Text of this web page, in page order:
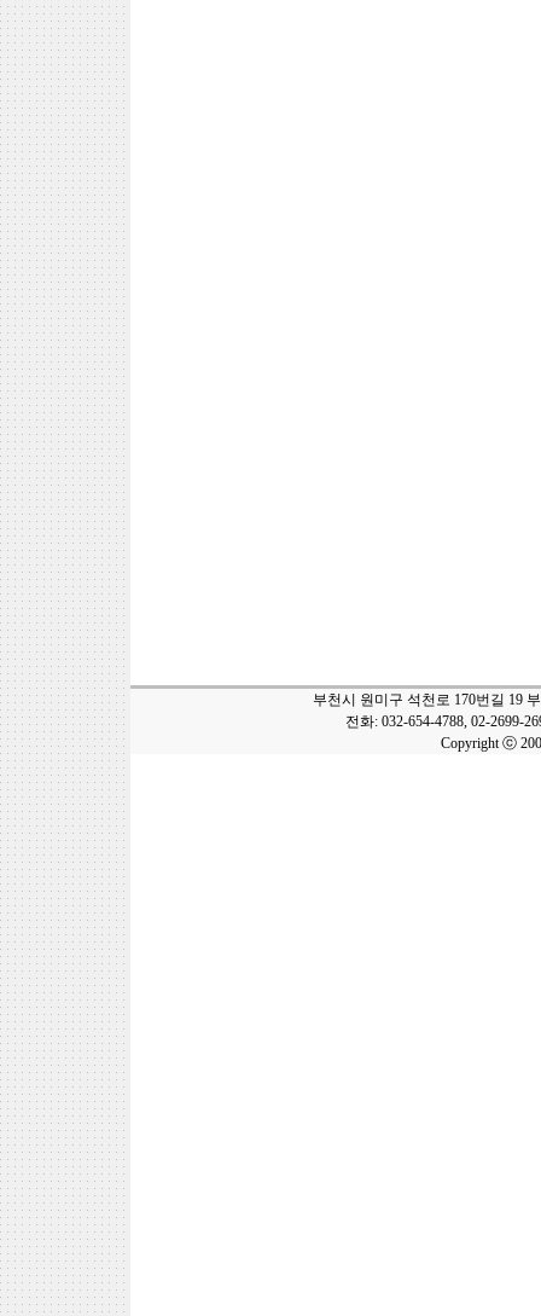
부천시 원미구 석천로 170번길 19
전화: 032-654-4788, 02-2699-
Copyright ⓒ